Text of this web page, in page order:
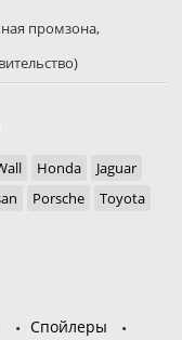
промзона,
Honda
Jaguar
Porsche
Toyota
Спойлеры